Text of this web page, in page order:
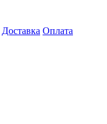
Доставка Оплата